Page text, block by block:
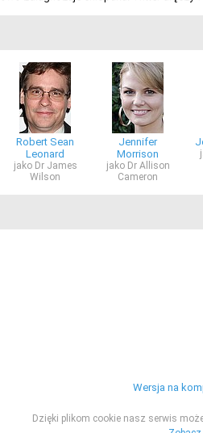
Robert Sean
Leonard
jako Dr James
Wilson
Jennifer
Morrison
jako Dr Allison
Cameron
Wersja na
Dzięki plikom cookie nasz serwis